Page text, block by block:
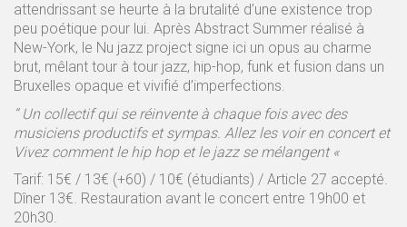
attendrissant se heurte à la brutalité d’une existence trop
peu poétique pour lui. Après Abstract Summer réalisé à
New-York, le Nu jazz project signe ici un opus au charme
brut, mêlant tour à tour jazz, hip-hop, funk et fusion dans un
Bruxelles opaque et vivifié d’imperfections.
“ Un collectif qui se réinvente à chaque fois avec des
musiciens productifs et sympas. Allez les voir en concert et
Vivez comment le hip hop et le jazz se mélangent «
Tarif: 15€ / 13€ (+60) / 10€ (étudiants) / Article 27 accepté.
Dîner 13€. Restauration avant le concert entre 19h00 et
20h30.